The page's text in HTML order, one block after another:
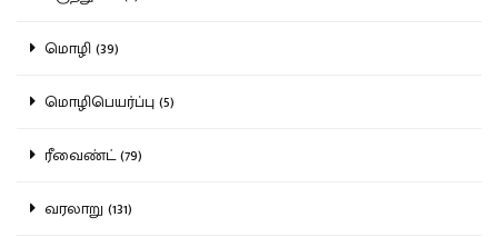
மொழி (39)
மொழிபெயர்ப்பு (5)
ரீவைண்ட் (79)
வரலாறு (131)